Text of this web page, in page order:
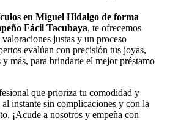
en Miguel Hidalgo de forma
Fácil Tacubaya, te ofrecemos
justas y un proceso
evalúan con precisión tus joyas,
más, para brindarte el mejor préstamo
que prioriza tu comodidad y
instante sin complicaciones y con la
¡Acude a nosotros y empeña con